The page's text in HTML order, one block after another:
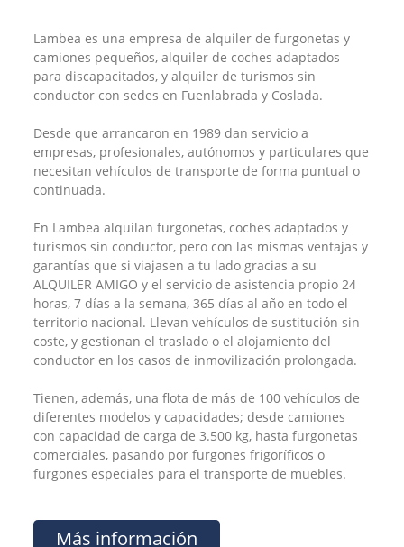
Lambea es una empresa de alquiler de furgonetas y
camiones pequeños, alquiler de coches adaptados
para discapacitados, y alquiler de turismos sin
conductor con sedes en Fuenlabrada y Coslada.
Desde que arrancaron en 1989 dan servicio a
empresas, profesionales, autónomos y particulares que
necesitan vehículos de transporte de forma puntual o
continuada.
En Lambea alquilan furgonetas, coches adaptados y
turismos sin conductor, pero con las mismas ventajas y
garantías que si viajasen a tu lado gracias a su
ALQUILER AMIGO y el servicio de asistencia propio 24
horas, 7 días a la semana, 365 días al año en todo el
territorio nacional. Llevan vehículos de sustitución sin
coste, y gestionan el traslado o el alojamiento del
conductor en los casos de inmovilización prolongada.
Tienen, además, una flota de más de 100 vehículos de
diferentes modelos y capacidades; desde camiones
con capacidad de carga de 3.500 kg, hasta furgonetas
comerciales, pasando por furgones frigoríficos o
furgones especiales para el transporte de muebles.
Más información